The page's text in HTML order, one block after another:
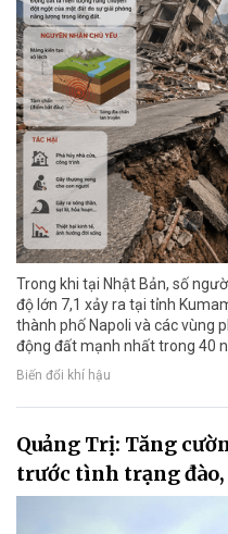
Trong khi tại Nhật Bản, số
độ lớn 7,1 xảy ra tại tỉnh
thành phố Napoli và các vùng
động đất mạnh nhất trong 40
Biến đổi khí hậu
Quảng Trị: Tăng
trước tình trạng